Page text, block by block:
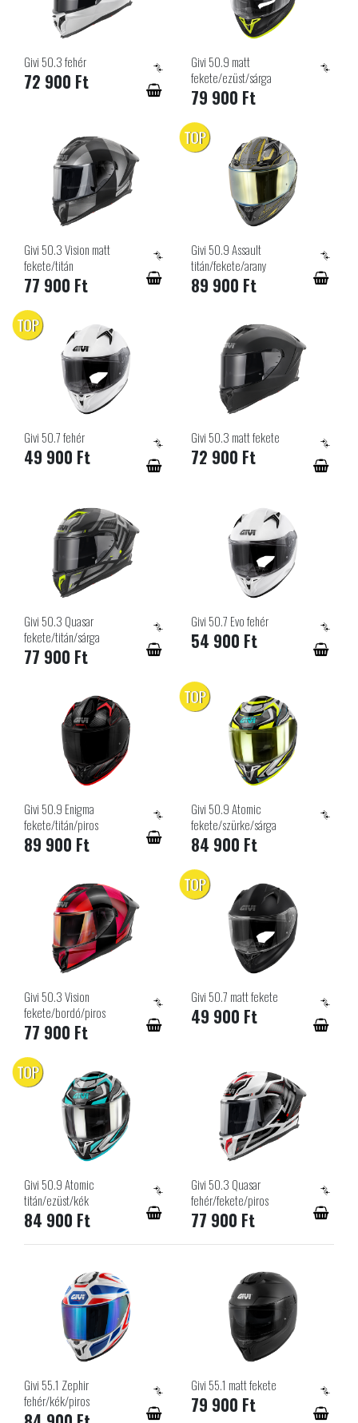
Givi 50.3 fehér
72 900 Ft
Givi 50.9 matt
fekete/ezüst/sárga
79 900 Ft
Givi 50.3 Vision matt
fekete/titán
77 900 Ft
TOP
Givi 50.9 Assault
titán/fekete/arany
89 900 Ft
TOP
Givi 50.7 fehér
49 900 Ft
Givi 50.3 matt fekete
72 900 Ft
Givi 50.3 Quasar
fekete/titán/sárga
77 900 Ft
Givi 50.7 Evo fehér
54 900 Ft
Givi 50.9 Enigma
fekete/titán/piros
89 900 Ft
TOP
Givi 50.9 Atomic
fekete/szürke/sárga
84 900 Ft
Givi 50.3 Vision
fekete/bordó/piros
77 900 Ft
TOP
Givi 50.7 matt fekete
49 900 Ft
TOP
Givi 50.9 Atomic
titán/ezüst/kék
84 900 Ft
Givi 50.3 Quasar
fehér/fekete/piros
77 900 Ft
Givi 55.1 Zephir
fehér/kék/piros
Givi 55.1 matt fekete
79 900 Ft